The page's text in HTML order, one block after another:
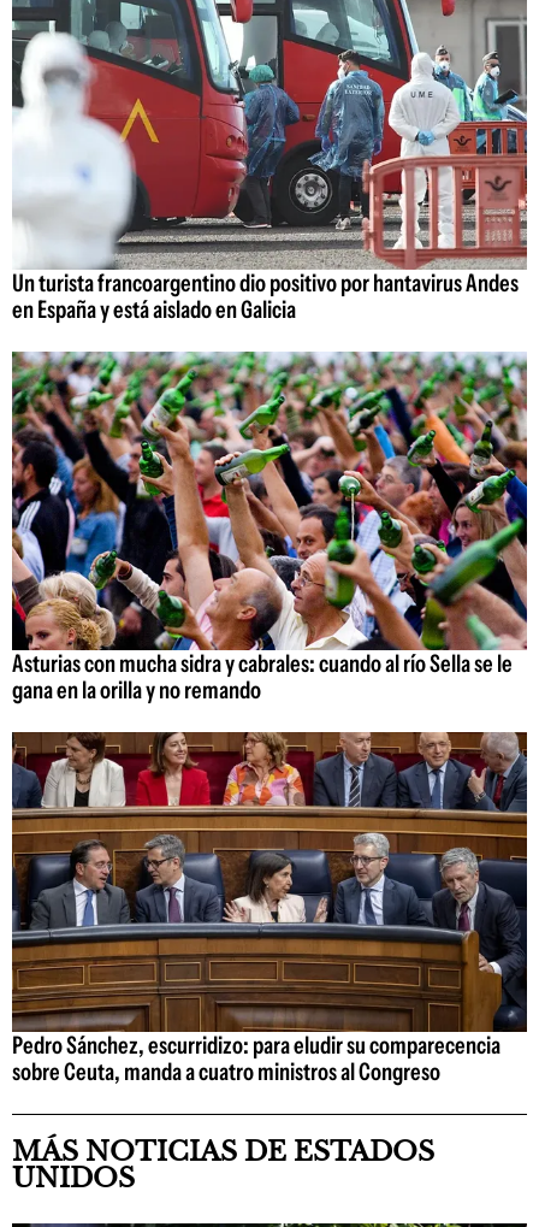
Un turista francoargentino dio positivo por hantavirus Andes
en España y está aislado en Galicia
Asturias con mucha sidra y cabrales: cuando al río Sella se le
gana en la orilla y no remando
Pedro Sánchez, escurridizo: para eludir su comparecencia
sobre Ceuta, manda a cuatro ministros al Congreso
MÁS NOTICIAS DE ESTADOS
UNIDOS